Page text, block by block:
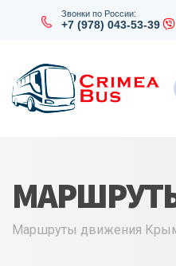
Звонки по России:
+7 (978) 043-53-39
Маршруты движения Крым